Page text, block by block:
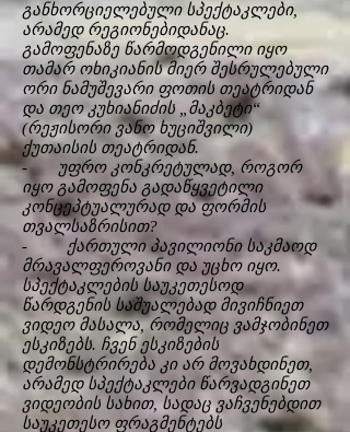
განხორციელებული სპექტაკლები,
არამედ რეგიონებიდანაც.
გამოფენაზე წარმოდგენილი იყო
თამარ ოხიკიანის მიერ შესრულებული
ორი ნამუშევარი ფოთის თეატრიდან
და თეო კუხიანიძის „მაკბეტი“
(რეჟისორი ვანო ხუციშვილი)
ქუთაისის თეატრიდან.
- უფრო კონკრეტულად, როგორ
იყო გამოფენა გადაწყვეტილი
კონცეპტუალურად და ფორმის
თვალსაზრისით?
- ქართული პავილიონი საკმაოდ
მრავალფეროვანი და უცხო იყო.
სპექტაკლების საუკეთესოდ
წარდგენის საშუალებად მივიჩნიეთ
ვიდეო მასალა, რომელიც ვამჯობინეთ
ესკიზებს. ჩვენ ესკიზების
დემონსტრირება კი არ მოვახდინეთ,
არამედ სპექტაკლები წარვადგინეთ
ვიდეობის სახით, სადაც ვაჩვენებდით
საუკეთესო ფრაგმენტებს